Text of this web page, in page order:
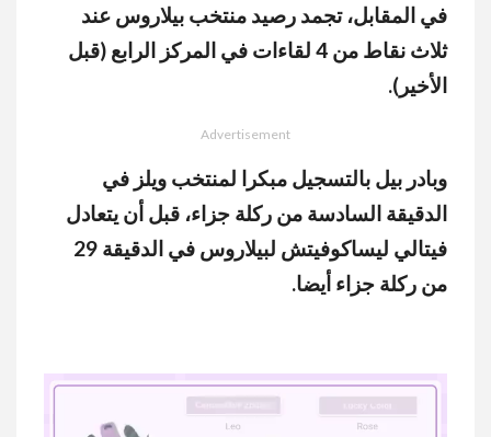
في المقابل، تجمد رصيد منتخب بيلاروس عند
ثلاث نقاط من 4 لقاءات في المركز الرابع (قبل
الأخير).
Advertisement
وبادر بيل بالتسجيل مبكرا لمنتخب ويلز في
الدقيقة السادسة من ركلة جزاء، قبل أن يتعادل
فيتالي ليساكوفيتش لبيلاروس في الدقيقة 29
من ركلة جزاء أيضا.